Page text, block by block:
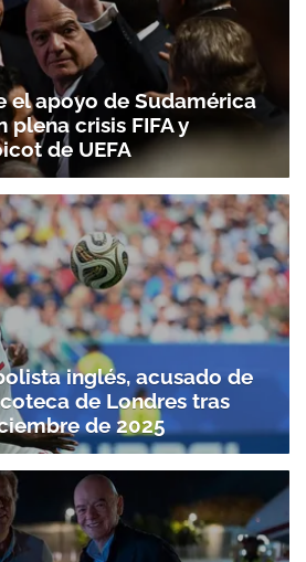
el apoyo de Sudamérica
plena crisis FIFA y
de UEFA
inglés, acusado de
de Londres tras
de 2025